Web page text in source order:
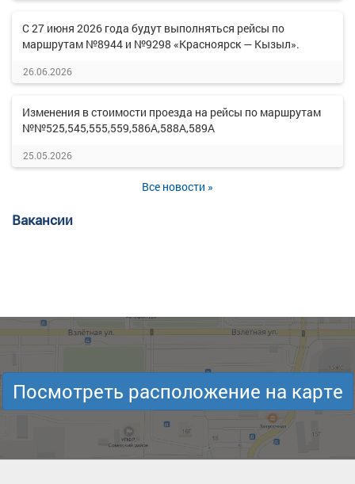
С 27 июня 2026 года будут выполняться рейсы по
маршрутам №8944 и №9298 «Красноярск — Кызыл».
26.06.2026
Изменения в стоимости проезда на рейсы по маршрутам
№№525,545,555,559,586А,588А,589А
25.05.2026
Все новости »
Вакансии
Посмотреть расположение на карте